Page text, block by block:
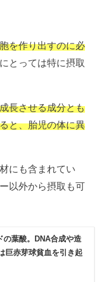
を作り出すのに必
とっては特に摂取
長させる成分とも
と、胎児の体に異
にも含まれてい
以外から摂取も可
の葉酸。DNA合成や造
巨赤芽球貧血を引き起